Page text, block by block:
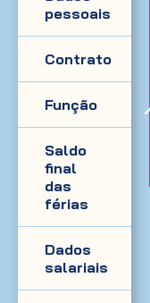
pessoais
Contrato
Função
Saldo
final
das
férias
Dados
salariais